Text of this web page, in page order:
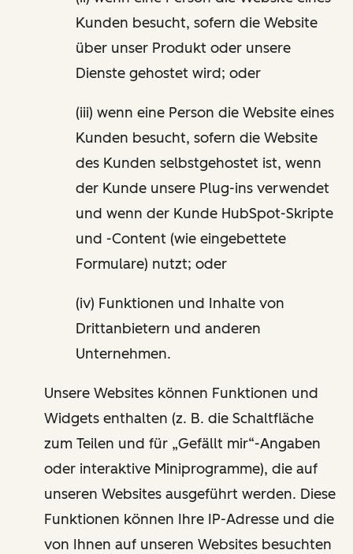
Kunden besucht, sofern die Website
über unser Produkt oder unsere
Dienste gehostet wird; oder
(iii) wenn eine Person die Website eines
Kunden besucht, sofern die Website
des Kunden selbstgehostet ist, wenn
der Kunde unsere Plug-ins verwendet
und wenn der Kunde HubSpot-Skripte
und -Content (wie eingebettete
Formulare) nutzt; oder
(iv) Funktionen und Inhalte von
Drittanbietern und anderen
Unternehmen.
Unsere Websites können Funktionen und
Widgets enthalten (z. B. die Schaltfläche
zum Teilen und für „Gefällt mir“-Angaben
oder interaktive Miniprogramme), die auf
unseren Websites ausgeführt werden. Diese
Funktionen können Ihre IP-Adresse und die
von Ihnen auf unseren Websites besuchten